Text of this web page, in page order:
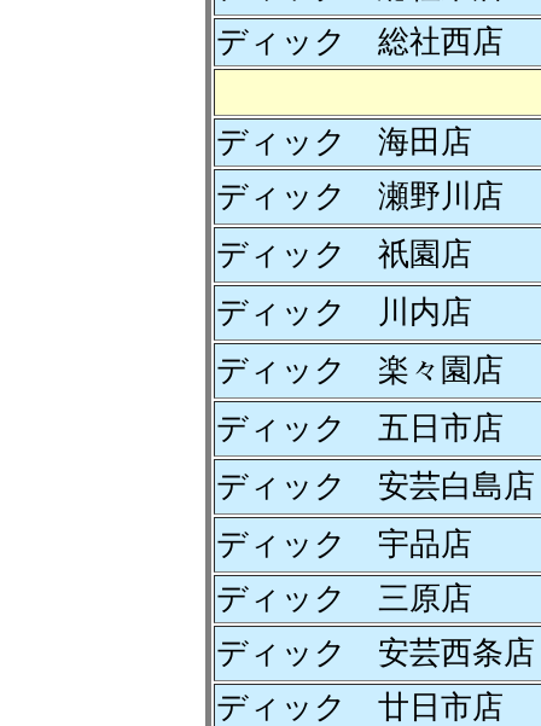
ディック 総社西店
ディック 海田店
ディック 瀬野川店
ディック 祇園店
ディック 川内店
ディック 楽々園店
ディック 五日市店
ディック 安芸白島店
ディック 宇品店
ディック 三原店
ディック 安芸西条店
ディック 廿日市店